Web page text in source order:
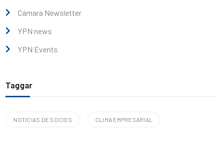
Cámara Newsletter
YPN news
YPN Events
Taggar
NOTICIAS DE SOCIOS CLIMA EMPRESARIAL